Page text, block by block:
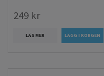
249 kr
LÄS MER